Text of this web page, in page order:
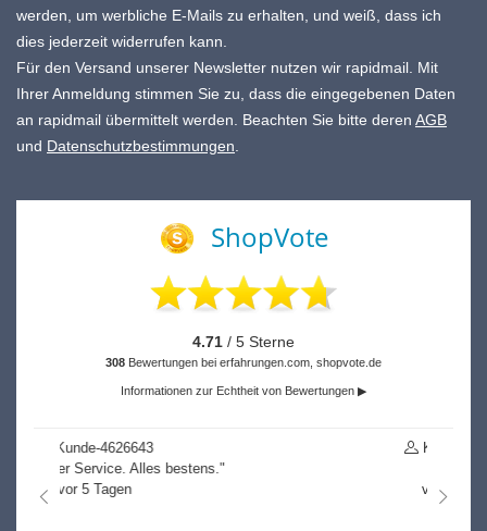
werden, um werbliche E-Mails zu erhalten, und weiß, dass ich
dies jederzeit widerrufen kann.
Für den Versand unserer Newsletter nutzen wir rapidmail. Mit
Ihrer Anmeldung stimmen Sie zu, dass die eingegebenen Daten
an rapidmail übermittelt werden. Beachten Sie bitte deren AGB
und Datenschutzbestimmungen.
ShopVote
4.71 / 5 Sterne
308 Bewertungen bei erfahrungen.com, shopvote.de
Informationen zur Echtheit von Bewertungen ▶
nach links
nach